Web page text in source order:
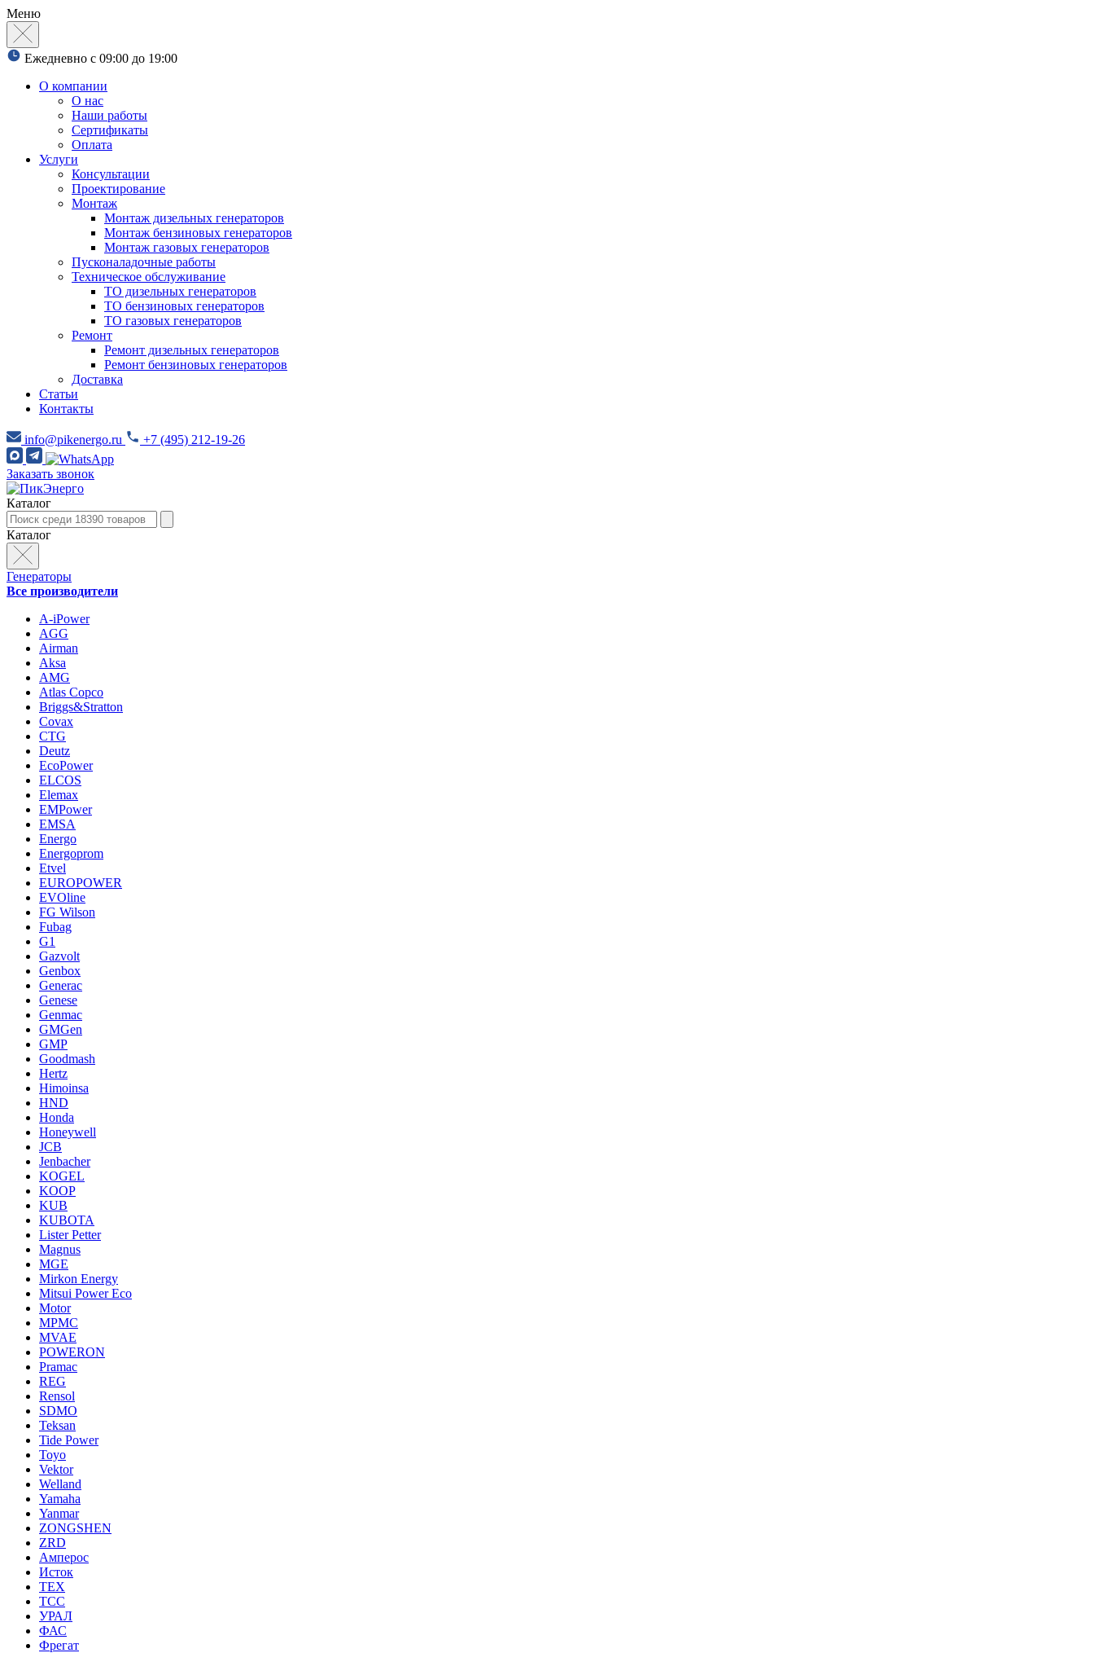
Меню
Ежедневно с 09:00 до 19:00
О компании
О нас
Наши работы
Сертификаты
Оплата
Услуги
Консультации
Проектирование
Монтаж
Монтаж дизельных генераторов
Монтаж бензиновых генераторов
Монтаж газовых генераторов
Пусконаладочные работы
Техническое обслуживание
ТО дизельных генераторов
ТО бензиновых генераторов
ТО газовых генераторов
Ремонт
Ремонт дизельных генераторов
Ремонт бензиновых генераторов
Доставка
Статьи
Контакты
info@pikenergo.ru +7 (495) 212-19-26
Заказать звонок
Каталог
Каталог
Генераторы
Все производители
A-iPower
AGG
Airman
Aksa
AMG
Atlas Copco
Briggs&Stratton
Covax
CTG
Deutz
EcoPower
ELCOS
Elemax
EMPower
EMSA
Energo
Energoprom
Etvel
EUROPOWER
EVOline
FG Wilson
Fubag
G1
Gazvolt
Genbox
Generac
Genese
Genmac
GMGen
GMP
Goodmash
Hertz
Himoinsa
HND
Honda
Honeywell
JCB
Jenbacher
KOGEL
KOOP
KUB
KUBOTA
Lister Petter
Magnus
MGE
Mirkon Energy
Mitsui Power Eco
Motor
MPMC
MVAE
POWERON
Pramac
REG
Rensol
SDMO
Teksan
Tide Power
Toyo
Vektor
Welland
Yamaha
Yanmar
ZONGSHEN
ZRD
Амперос
Исток
ТЕХ
ТСС
УРАЛ
ФАС
Фрегат